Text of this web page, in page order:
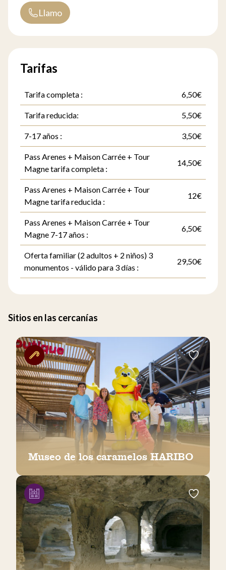
Llamo
Tarifas
Tarifa completa : 6,50€
Tarifa reducida: 5,50€
7-17 años : 3,50€
Pass Arenes + Maison Carrée + Tour
Magne tarifa completa :
14,50€
Pass Arenes + Maison Carrée + Tour
Magne tarifa reducida :
12€
Pass Arenes + Maison Carrée + Tour
Magne 7-17 años :
6,50€
Oferta familiar (2 adultos + 2 niños) 3
monumentos - válido para 3 días :
29,50€
Sitios en las cercanías
Museo de los caramelos HARIBO